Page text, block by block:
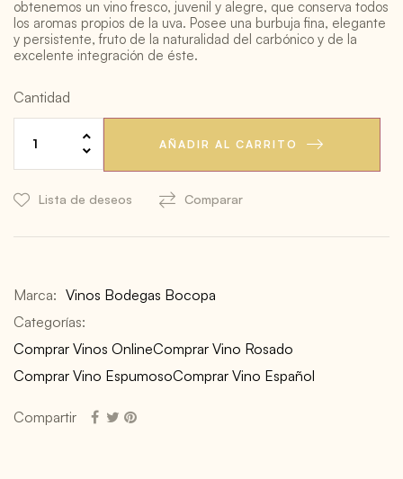
obtenemos un vino fresco, juvenil y alegre, que conserva todos
los aromas propios de la uva. Posee una burbuja fina, elegante
y persistente, fruto de la naturalidad del carbónico y de la
excelente integración de éste.
Cantidad
AÑADIR AL CARRITO
Lista de deseos Comparar
Marca: Vinos Bodegas Bocopa
Categorías:
Comprar Vinos OnlineComprar Vino Rosado
Comprar Vino EspumosoComprar Vino Español
Compartir